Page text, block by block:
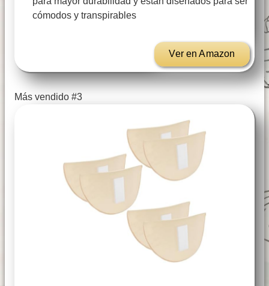
cómodos y transpirables
Ver en Amazon
Más vendido #3